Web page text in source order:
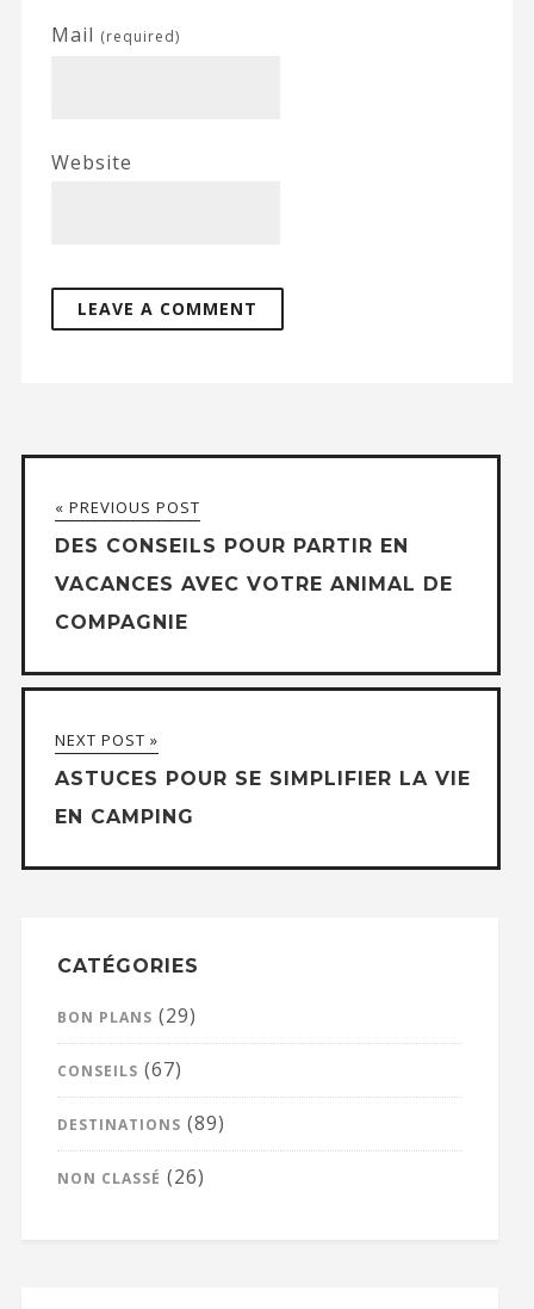
Mail (required)
Website
« PREVIOUS POST
DES CONSEILS POUR PARTIR EN
VACANCES AVEC VOTRE ANIMAL DE
COMPAGNIE
NEXT POST »
ASTUCES POUR SE SIMPLIFIER LA VIE
EN CAMPING
CATÉGORIES
BON PLANS (29)
CONSEILS (67)
DESTINATIONS (89)
NON CLASSÉ (26)